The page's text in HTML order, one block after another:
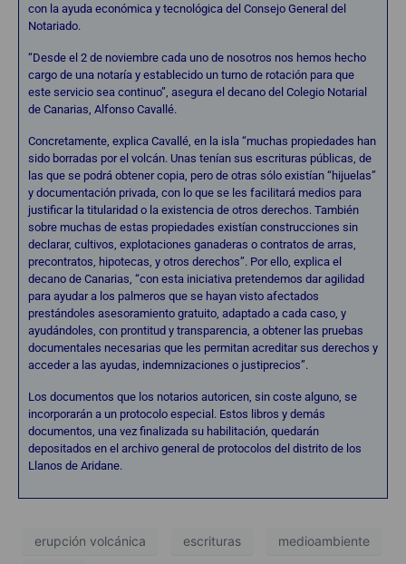
con la ayuda económica y tecnológica del Consejo General del
Notariado.
“Desde el 2 de noviembre cada uno de nosotros nos hemos hecho
cargo de una notaría y establecido un turno de rotación para que
este servicio sea continuo”, asegura el decano del Colegio Notarial
de Canarias, Alfonso Cavallé.
Concretamente, explica Cavallé, en la isla “muchas propiedades han
sido borradas por el volcán. Unas tenían sus escrituras públicas, de
las que se podrá obtener copia, pero de otras sólo existían “hijuelas”
y documentación privada, con lo que se les facilitará medios para
justificar la titularidad o la existencia de otros derechos. También
sobre muchas de estas propiedades existían construcciones sin
declarar, cultivos, explotaciones ganaderas o contratos de arras,
precontratos, hipotecas, y otros derechos”. Por ello, explica el
decano de Canarias, “con esta iniciativa pretendemos dar agilidad
para ayudar a los palmeros que se hayan visto afectados
prestándoles asesoramiento gratuito, adaptado a cada caso, y
ayudándoles, con prontitud y transparencia, a obtener las pruebas
documentales necesarias que les permitan acreditar sus derechos y
acceder a las ayudas, indemnizaciones o justiprecios”.
Los documentos que los notarios autoricen, sin coste alguno, se
incorporarán a un protocolo especial. Estos libros y demás
documentos, una vez finalizada su habilitación, quedarán
depositados en el archivo general de protocolos del distrito de los
Llanos de Aridane.
erupción volcánica escrituras medioambiente